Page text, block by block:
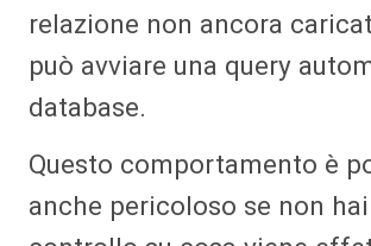
relazione non ancora
può avviare una query
database.
Questo comportamento è
anche pericoloso se non